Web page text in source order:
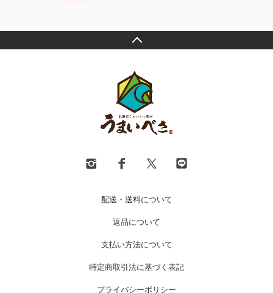
配送・送料について
返品について
支払い方法について
特定商取引法に基づく表記
プライバシーポリシー